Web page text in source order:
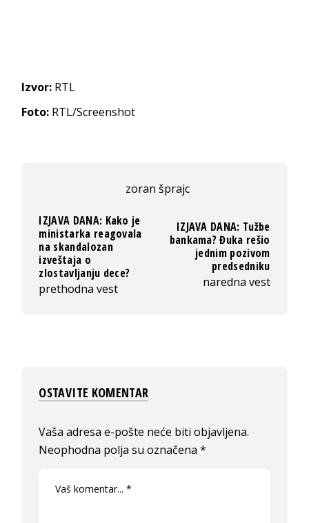
Izvor: RTL
Foto: RTL/Screenshot
zoran šprajc
IZJAVA DANA: Kako je
ministarka reagovala
na skandalozan
izveštaja o
zlostavljanju dece?
prethodna vest
IZJAVA DANA: Tužbe
bankama? Đuka rešio
jednim pozivom
predsedniku
naredna vest
OSTAVITE KOMENTAR
Vaša adresa e-pošte neće biti objavljena.
Neophodna polja su označena*